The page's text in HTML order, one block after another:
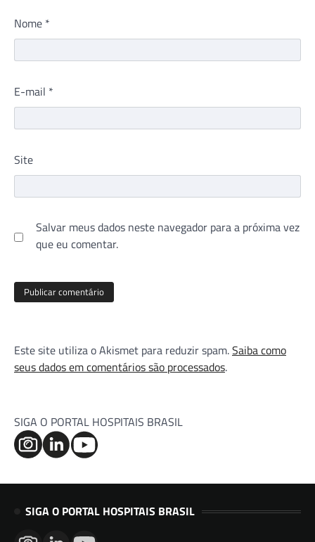
Nome *
E-mail *
Site
Salvar meus dados neste navegador para a próxima vez
que eu comentar.
Este site utiliza o Akismet para reduzir spam.Saiba como
seus dados em comentários são processados.
SIGA O PORTAL HOSPITAIS BRASIL
SIGA O PORTAL HOSPITAIS BRASIL